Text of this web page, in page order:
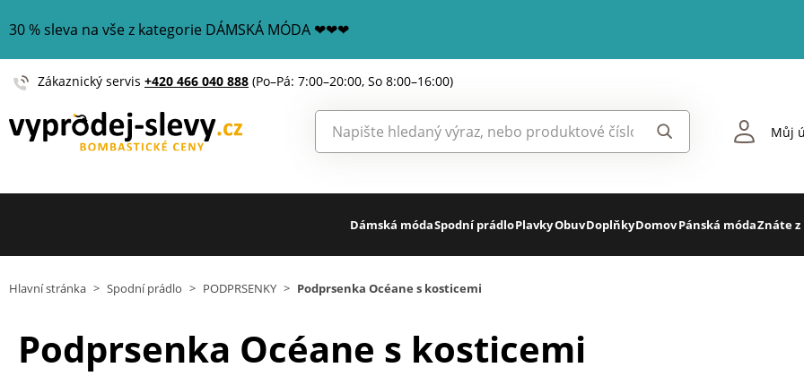
30 % sleva na vše z kategorie DÁMSKÁ MÓDA ❤❤❤
Zákaznický servis +420 466 040 888 (Po–Pá: 7:00–20:00, So 8:00–16:00)
Můj
Dámská módaSpodní prádloPlavkyObuvDoplňkyDomovPánská módaZnáte
Hlavní stránka > Spodní prádlo > PODPRSENKY > Podprsenka Océane s kosticemi
Podprsenka Océane s kosticemi